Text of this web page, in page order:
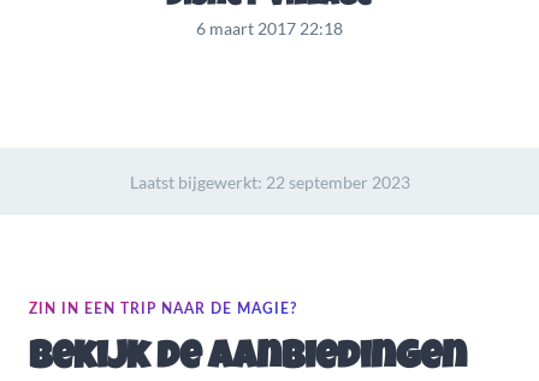
6 maart 2017 22:18
Laatst bijgewerkt: 22 september 2023
ZIN IN EEN TRIP NAAR DE MAGIE?
Bekijk de aanbiedingen